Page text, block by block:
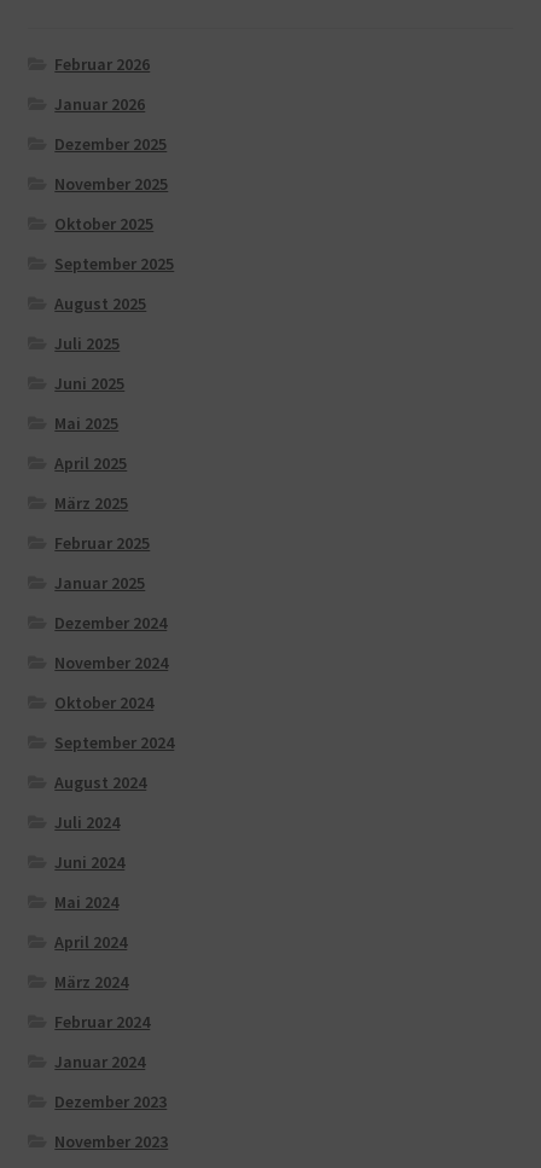
Februar 2026
Januar 2026
Dezember 2025
November 2025
Oktober 2025
September 2025
August 2025
Juli 2025
Juni 2025
Mai 2025
April 2025
März 2025
Februar 2025
Januar 2025
Dezember 2024
November 2024
Oktober 2024
September 2024
August 2024
Juli 2024
Juni 2024
Mai 2024
April 2024
März 2024
Februar 2024
Januar 2024
Dezember 2023
November 2023